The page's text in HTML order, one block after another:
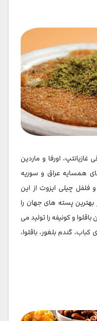
اورفا و ماردین
همسایه عراق و سوریه
فلفل چیلی ایزوت از این
پسته های جهان را
و کونیفه را تولید می
گندم بلغور، باقلوا،